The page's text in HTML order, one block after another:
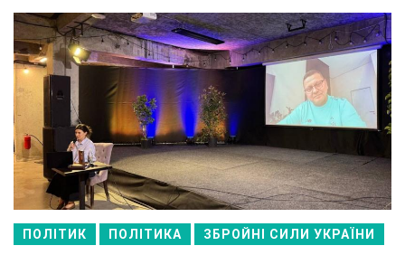
ПОЛІТИК ПОЛІТИКА ЗБРОЙНІ СИЛИ УКРАЇНИ